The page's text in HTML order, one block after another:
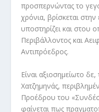
προσπερνώντας το
χρόνια, βρίσκεται
υποστηρίζει και στου
Περιβάλλοντος και
Αντιπρόεδρος.
Είναι αξιοσημείωτο
Χατζημηνάς,
Προέδρου του
φαίνεται πως